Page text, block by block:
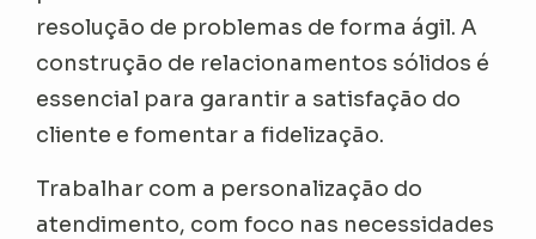
resolução de problemas de forma ágil. A
construção de relacionamentos sólidos é
essencial para garantir a satisfação do
cliente e fomentar a fidelização.
Trabalhar com a personalização do
atendimento, com foco nas necessidades